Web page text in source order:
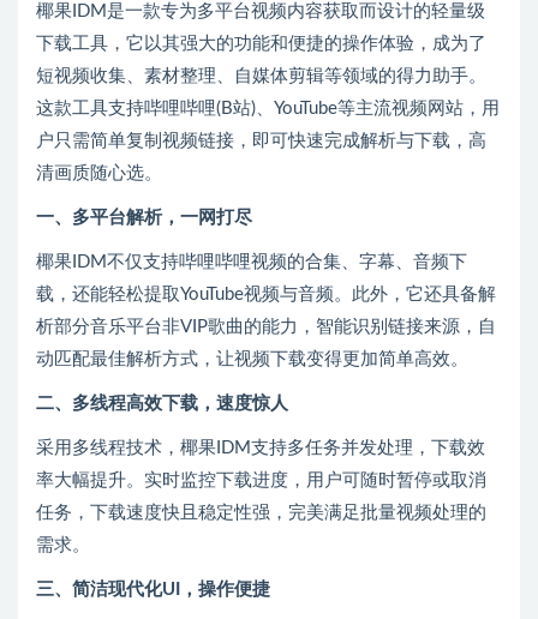
椰果IDM是一款专为多平台视频内容获取而设计的轻量级
下载工具，它以其强大的功能和便捷的操作体验，成为了
短视频收集、素材整理、自媒体剪辑等领域的得力助手。
这款工具支持哔哩哔哩(B站)、YouTube等主流视频网站，用
户只需简单复制视频链接，即可快速完成解析与下载，高
清画质随心选。
一、多平台解析，一网打尽
椰果IDM不仅支持哔哩哔哩视频的合集、字幕、音频下
载，还能轻松提取YouTube视频与音频。此外，它还具备解
析部分音乐平台非VIP歌曲的能力，智能识别链接来源，自
动匹配最佳解析方式，让视频下载变得更加简单高效。
二、多线程高效下载，速度惊人
采用多线程技术，椰果IDM支持多任务并发处理，下载效
率大幅提升。实时监控下载进度，用户可随时暂停或取消
任务，下载速度快且稳定性强，完美满足批量视频处理的
需求。
三、简洁现代化UI，操作便捷